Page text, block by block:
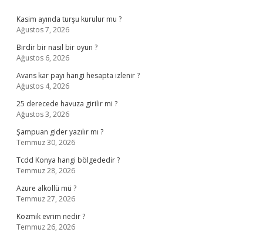
Kasim ayında turşu kurulur mu ?
Ağustos 7, 2026
Birdir bir nasıl bir oyun ?
Ağustos 6, 2026
Avans kar payı hangi hesapta izlenir ?
Ağustos 4, 2026
25 derecede havuza girilir mi ?
Ağustos 3, 2026
Şampuan gider yazılır mı ?
Temmuz 30, 2026
Tcdd Konya hangi bölgededir ?
Temmuz 28, 2026
Azure alkollü mü ?
Temmuz 27, 2026
Kozmik evrim nedir ?
Temmuz 26, 2026